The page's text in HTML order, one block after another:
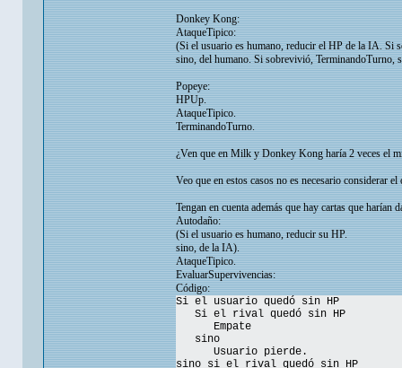
Donkey Kong:
AtaqueTipico:
(Si el usuario es humano, reducir el HP de la IA.
sino, del humano. Si sobrevivió, TerminandoTurno,
Popeye:
HPUp.
AtaqueTipico.
TerminandoTurno.
¿Ven que en Milk y Donkey Kong haría 2 veces el
Veo que en estos casos no es necesario considerar
Tengan en cuenta además que hay cartas que
Autodaño:
(Si el usuario es humano, reducir su HP.
sino, de la IA).
AtaqueTipico.
EvaluarSupervivencias:
Código:
Si el usuario quedó sin HP
Si el rival quedó sin HP
Empate
sino
Usuario pierde.
sino si el rival quedó sin HP